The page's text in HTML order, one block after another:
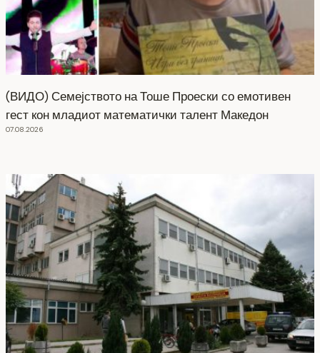
(ВИДО) Семејството на Тоше Проески со емотивен
гест кон младиот математички талент Македон
07.08.2026